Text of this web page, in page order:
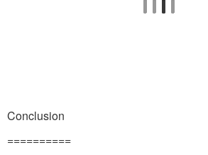
Conclusion
==========